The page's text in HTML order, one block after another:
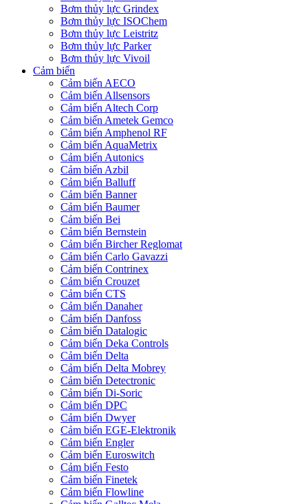
Bơm thủy lực Grindex
Bơm thủy lực ISOChem
Bơm thủy lực Leistritz
Bơm thủy lực Parker
Bơm thủy lực Vivoil
Cảm biến
Cảm biến AECO
Cảm biến Allsensors
Cảm biến Altech Corp
Cảm biến Ametek Gemco
Cảm biến Amphenol RF
Cảm biến AquaMetrix
Cảm biến Autonics
Cảm biến Azbil
Cảm biến Balluff
Cảm biến Banner
Cảm biến Baumer
Cảm biến Bei
Cảm biến Bernstein
Cảm biến Bircher Reglomat
Cảm biến Carlo Gavazzi
Cảm biến Contrinex
Cảm biến Crouzet
Cảm biến CTS
Cảm biến Danaher
Cảm biến Danfoss
Cảm biến Datalogic
Cảm biến Deka Controls
Cảm biến Delta
Cảm biến Delta Mobrey
Cảm biến Detectronic
Cảm biến Di-Soric
Cảm biến DPC
Cảm biến Dwyer
Cảm biến EGE-Elektronik
Cảm biến Engler
Cảm biến Euroswitch
Cảm biến Festo
Cảm biến Finetek
Cảm biến Flowline